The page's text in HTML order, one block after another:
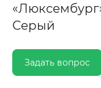
Серый
Задать вопрос